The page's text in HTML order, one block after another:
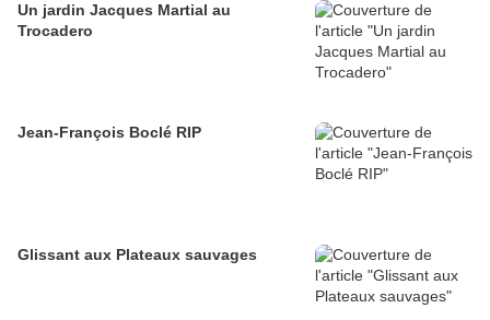
Un jardin Jacques Martial au
Trocadero
Jean-François Boclé RIP
Glissant aux Plateaux sauvages